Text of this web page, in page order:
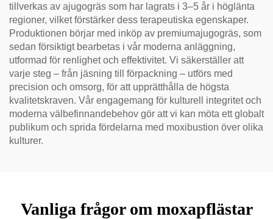
tillverkas av ajugogräs som har lagrats i 3–5 år i höglänta
regioner, vilket förstärker dess terapeutiska egenskaper.
Produktionen börjar med inköp av premiumajugogräs, som
sedan försiktigt bearbetas i vår moderna anläggning,
utformad för renlighet och effektivitet. Vi säkerställer att
varje steg – från jäsning till förpackning – utförs med
precision och omsorg, för att upprätthålla de högsta
kvalitetskraven. Vår engagemang för kulturell integritet och
moderna välbefinnandebehov gör att vi kan möta ett globalt
publikum och sprida fördelarna med moxibustion över olika
kulturer.
Vanliga frågor om moxapflästar